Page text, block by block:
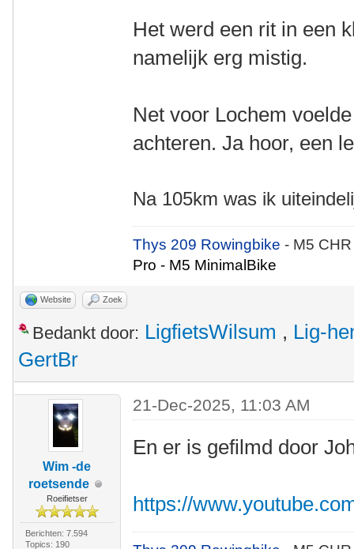
Het werd een rit in een
namelijk erg mistig.
Net voor Lochem
achteren. Ja hoor, een
Na 105km was ik
Thys 209 Rowingbike- M5
Pro - M5 MinimalBike
Website Zoek
Bedankt door: LigfietsWilsum , Lig-
GertBr
Wim -de
roetsende
Roeifietser
Berichten: 7.594
Topics: 190
21-Dec-2025, 11:03 AM
En er is gefilmd door
https://